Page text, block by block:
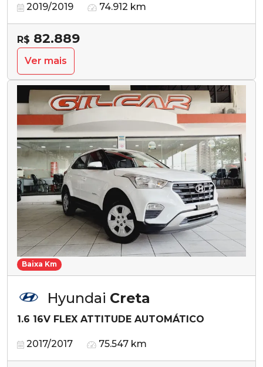
2019/2019 74.912 km
R$ 82.889
Ver mais
Baixa Km
Hyundai Creta
1.6 16V FLEX ATTITUDE AUTOMÁTICO
2017/2017 75.547 km